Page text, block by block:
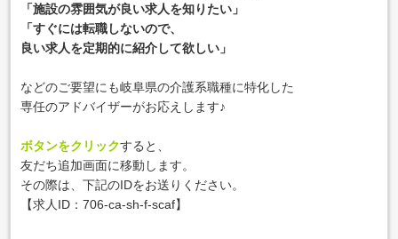
「施設の雰囲気が良い求人を知りたい」
「すぐには転職しないので、
良い求人を定期的に紹介して欲しい」
などのご要望にも岐阜県の介護系職種に特化した
専任のアドバイザーがお応えします♪
ボタンをクリックすると、
友だち追加画面に移動します。
その際は、下記のIDをお送りください。
【求人ID：706-ca-sh-f-scaf】